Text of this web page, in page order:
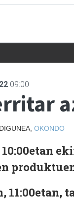
09:00
OKONDO
10:00etan
11:00etan,